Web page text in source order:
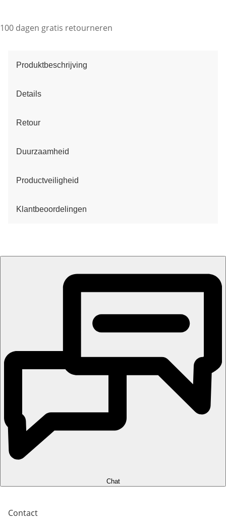
100 dagen gratis retourneren
Produktbeschrijving
Details
Retour
Duurzaamheid
Productveiligheid
Klantbeoordelingen
Chat
Contact